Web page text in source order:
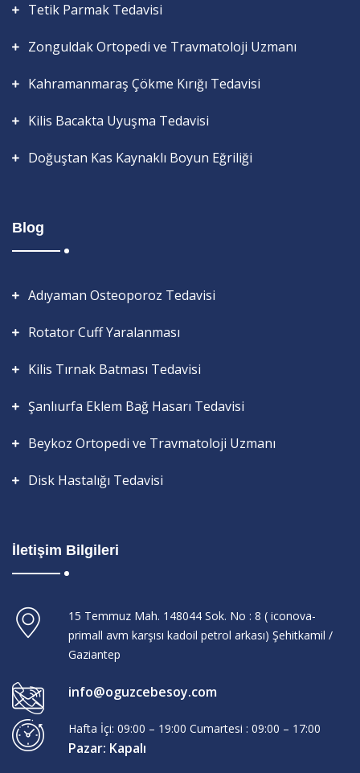
Tetik Parmak Tedavisi
Zonguldak Ortopedi ve Travmatoloji Uzmanı
Kahramanmaraş Çökme Kırığı Tedavisi
Kilis Bacakta Uyuşma Tedavisi
Doğuştan Kas Kaynaklı Boyun Eğriliği
Blog
Adıyaman Osteoporoz Tedavisi
Rotator Cuff Yaralanması
Kilis Tırnak Batması Tedavisi
Şanlıurfa Eklem Bağ Hasarı Tedavisi
Beykoz Ortopedi ve Travmatoloji Uzmanı
Disk Hastalığı Tedavisi
İletişim Bilgileri
15 Temmuz Mah. 148044 Sok. No : 8 ( iconova-
primall avm karşısı kadoil petrol arkası) Şehitkamil /
Gaziantep
info@oguzcebesoy.com
Hafta İçi: 09:00 – 19:00 Cumartesi : 09:00 – 17:00
Pazar: Kapalı